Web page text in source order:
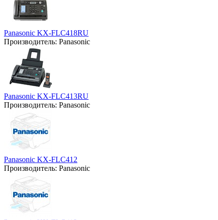
Panasonic KX-FLC418RU
Производитель: Panasonic
Panasonic KX-FLC413RU
Производитель: Panasonic
Panasonic KX-FLC412
Производитель: Panasonic